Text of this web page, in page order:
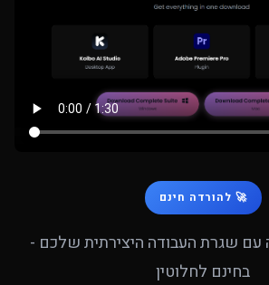
🚀 להורדה חינם
עם שגרת העבודה היצירתית שלכם -
בחינם לחלוטין